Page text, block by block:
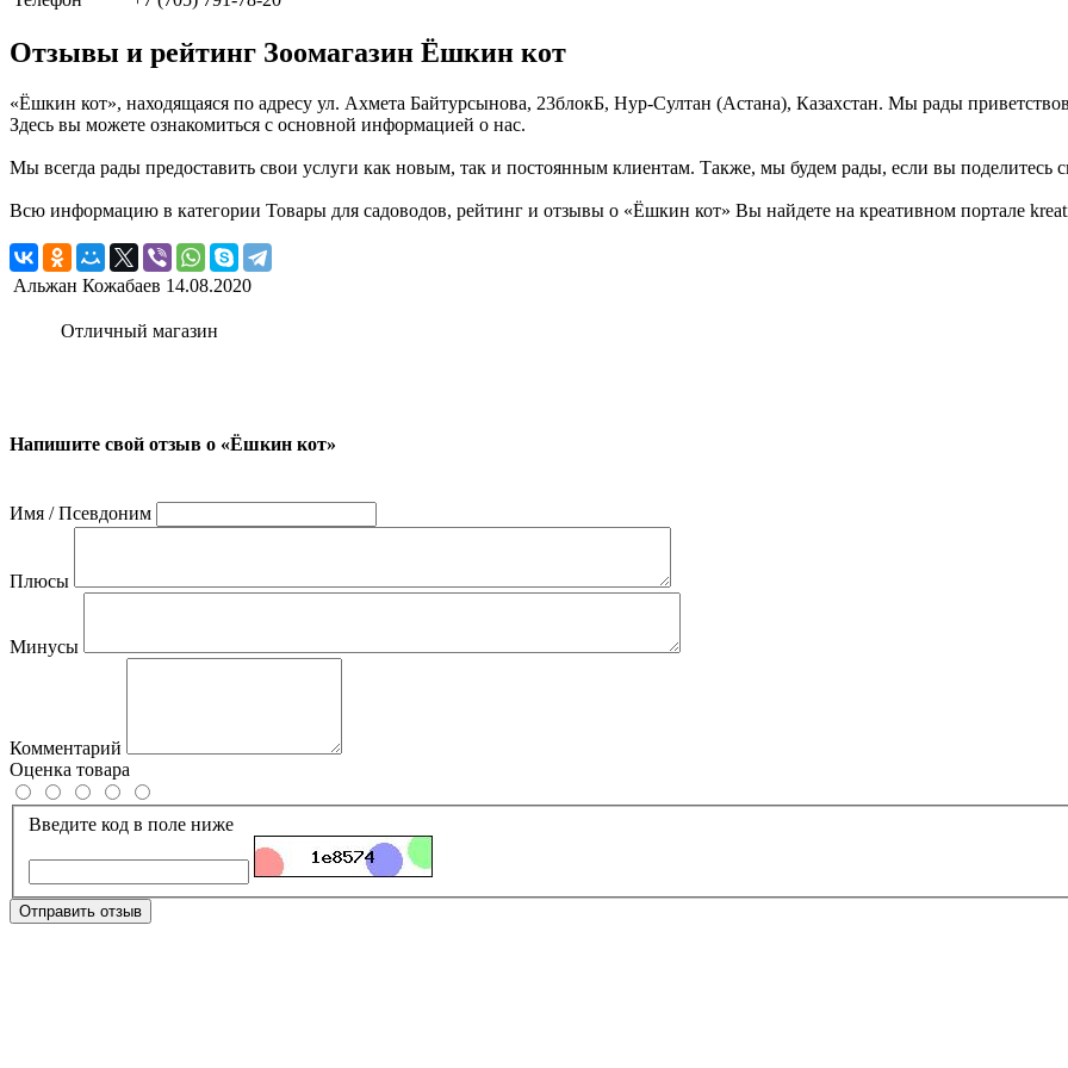
Отзывы и рейтинг Зоомагазин Ёшкин кот
«Ёшкин кот», находящаяся по адресу ул. Ахмета Байтурсынова, 23блокБ, Нур-Султан (Астана), Казахстан. Мы рады
Здесь вы можете ознакомиться с основной информацией о нас.
Мы всегда рады предоставить свои услуги как новым, так и постоянным клиентам. Также, мы будем рады, если вы поделитесь
Всю информацию в категории Товары для садоводов, рейтинг и отзывы о «Ёшкин кот» Вы найдете на креативном портале
Альжан Кожабаев 14.08.2020
Отличный магазин
Напишите свой отзыв о «Ёшкин кот»
Имя / Псевдоним
Плюсы
Минусы
Комментарий
Оценка товара
Введите код в поле ниже
Отправить отзыв